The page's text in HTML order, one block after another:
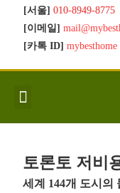
[서울] 010-8949-8775
[이메일]
[카톡 ID] mybesthome
토론토 저비
세계 144개 도시의